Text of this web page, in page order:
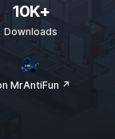
10K+
Downloads
MrAntiFun ↗